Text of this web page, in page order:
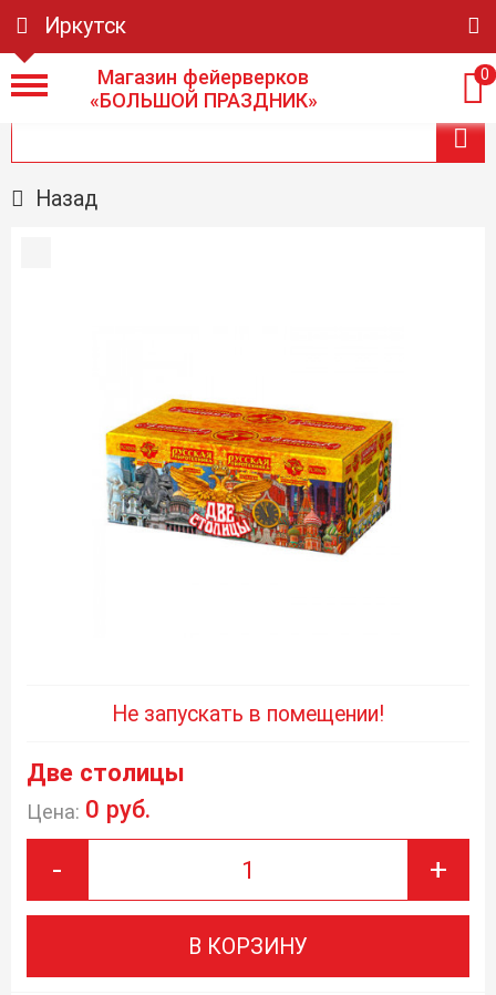
Иркутск
Магазин фейерверков
«БОЛЬШОЙ ПРАЗДНИК»
0
Назад
Не запускать в помещении!
Две столицы
Цена: 0 руб.
- +
В КОРЗИНУ